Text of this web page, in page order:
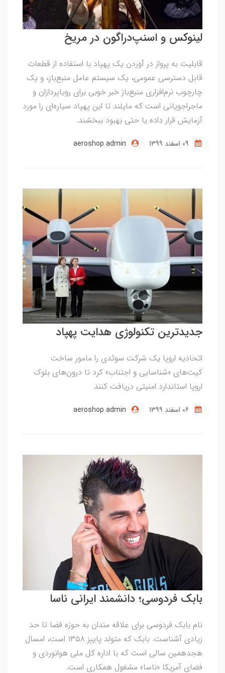
لینوکس و اسنپ‌دراگون در مریخ
قابلیت به پرواز در آوردن یک پهپاد با استفاده از قطعات
قابل دسترسی عمومی، یک سیستم عامل منبع‌باز، و یک
چارچوب نرم‌افزاری منبع‌باز خبر خوبی برای رویاپردازان و
ماجراجویانی است که مایلند تا این پهپاد سیاره‌ای را مورد
آزمایش قرار داده یا حتی بهبود ببخشند.
aeroshop admin
جدیدترین تکنولوژی هدایت پهپاد
اتحادیه اروپا یک شرکت سوئدی را مامور ساخت
کیت‌های «شناسایی و اجتناب» کرد تا درون‌های بلوک
اروپا استاندارد امنیتی دریافت کنند
aeroshop admin
بابک فردوسی؛ دانشمند ایرانی ناسا
نام بابک فردوسی برای علاقه مندان به حوزه فضا تا حد
زیادی آشناست. بابک که متولد پاییز ۱۳۵۸ است، امسال
هجدهمین سالی است که با اداره کل ملی هوانوردی و
فضای آمریکا «ناسا» مشغول همکاری است.